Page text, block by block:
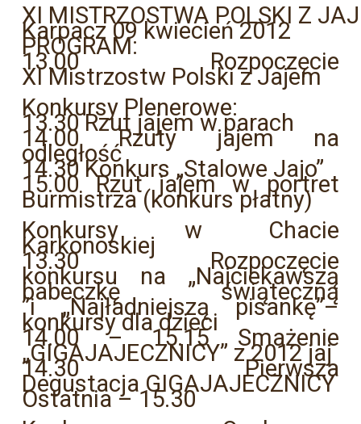
XI MISTRZOSTWA POLSKI Z
Karpacz 09 kwiecień 2012
PROGRAM:
13.00 Rozpoczęcie
XI Mistrzostw Polski z Jajem
Konkursy Plenerowe:
13.30 Rzut jajem w parach
14.00 Rzuty jajem na
odległość
14.30 Konkurs „Stalowe Jajo”
15.00 Rzut jajem w portret
Burmistrza (konkurs płatny)
Konkursy w Chacie
Karkonoskiej
13.30 Rozpoczęcie
konkursu na „Najciekawszą
babeczkę świąteczną
”i „Najładniejszą pisankę”–
konkursy dla dzieci
14.00 – 15.15 Smażenie
„GIGAJAJECZNICY” z 2012 jaj
14.30 Pierwsza
Degustacja GIGAJAJECZNICY
Ostatnia – 15.30